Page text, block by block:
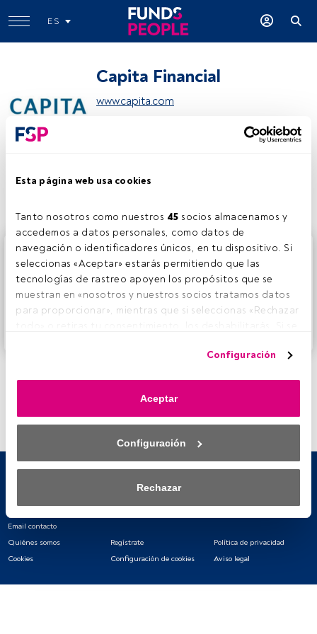
Esta página web usa cookies
Tanto nosotros como nuestros 45 socios almacenamos y
accedemos a datos personales, como datos de
navegación o identificadores únicos, en tu dispositivo. Si
seleccionas «Aceptar» estarás permitiendo que las
tecnologías de rastreo apoyen los propósitos que se
muestran en «nosotros y nuestros socios tratamos datos
para proporcionar», mientras que si seleccionas «Rechazar
anuncios que ves podrían dejar de ser relevantes para ti.
momento haciendo clic en el enlace «Preferencias de
privacidad» que aparece en la parte inferior de la página
la izquierda de la página web). Tus opciones tendrán
saber más, consulta nuestra política de privacidad.
datos para proporcionar:
activamente las características del dispositivo para su
identificación. Almacenar la información en un dispositivo
Configuración
Aceptar
Configuración
Rechazar
ES
Capita Financial
www.capita.com
Este es un artículo exclusivo para los usuarios registrados
de FundsPeople. Si ya estás registrado, accede desde el
botón Login. Si aún no tienes cuenta, te invitamos a
registrarte y disfrutar de todo el universo que ofrece
FundsPeople.
Email contacto
Quiénes somos
Regístrate
Política de privacidad
Cookies
Configuración de cookies Aviso legal